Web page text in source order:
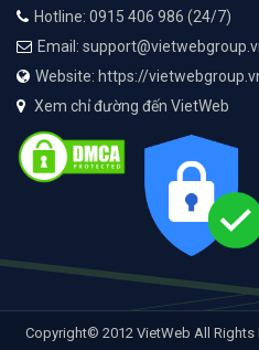
Hotline: 0915 406 986 (24/7)
Email:
Website: https://
Xem chỉ đường đến VietWeb
Copyright© 2012 VietWeb All Rights